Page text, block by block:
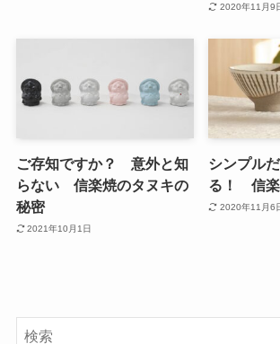
2020年11月9
ご存知ですか？ 意外と知
らない 信楽焼のタヌキの
秘密
2021年10月1日
シンプル
る！ 信楽
2020年11月6